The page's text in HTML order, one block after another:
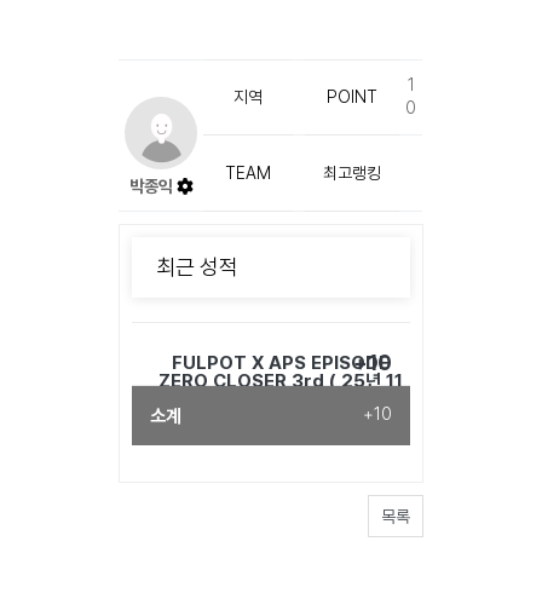
박종익
지역 POINT
1
0
TEAM 최고랭킹
최근 성적
FULPOT X APS EPISODE
ZERO CLOSER 3rd ( 25년 11
+10
소계 +10
목록